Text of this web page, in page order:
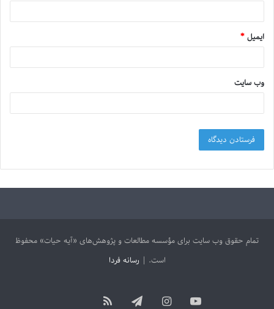
ایمیل*
وب‌ سایت
تمام حقوق وب سایت برای مؤسسه مطالعات و پژوهش‌های «آیه حیات» محفوظ
است. | رسانه فردا
یوتیوباینستاگرامتلگرامخوراک